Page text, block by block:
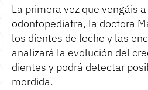
La primera vez que vengáis
odontopediatra, la doctora
los dientes de leche y las
analizará la evolución del
dientes y podrá detectar
mordida.